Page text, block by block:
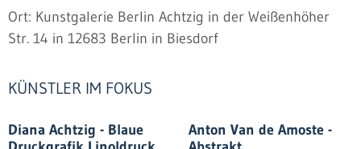
Ort: Kunstgalerie Berlin Achtzig in der Weißenhöher
Str. 14 in 12683 Berlin in Biesdorf
KÜNSTLER IM FOKUS
Diana Achtzig - Blaue
Anton Van de Amoste -